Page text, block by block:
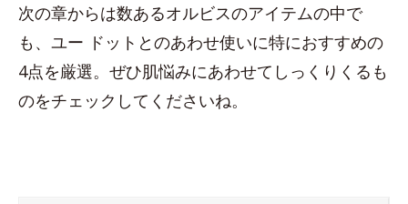
次の章からは数あるオルビスのアイテムの中で
も、ユー ドットとのあわせ使いに特におすすめの
4点を厳選。ぜひ肌悩みにあわせてしっくりくるも
のをチェックしてくださいね。